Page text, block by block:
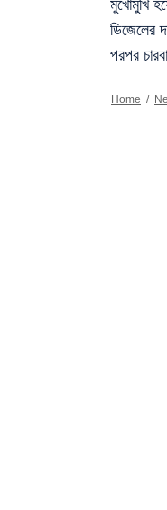
মুখোমুখি
ডিজেলের
পরপর
Home /